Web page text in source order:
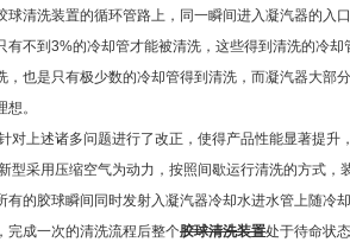
球清洗装置的循环管路上，同一瞬间进入凝汽器的入
有不到3%的冷却管才能被清洗，这些得到清洗的冷
，也是只有极少数的冷却管得到清洗，而凝汽器大部
想。
上述诸多问题进行了改正，使得产品性能显著提升，
采用压缩空气为动力，按照间歇运行清洗的方式，
有的胶球瞬间同时发射入凝汽器冷却水进水管上随冷
完成一次的清洗流程后整个胶球清洗装置处于待命状